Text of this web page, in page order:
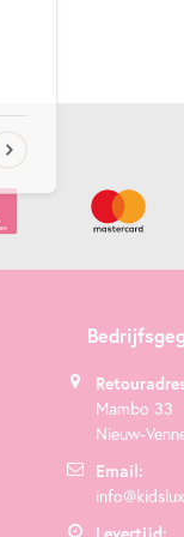
Mambo 33
Nieuw-
Email:
Levertijd: